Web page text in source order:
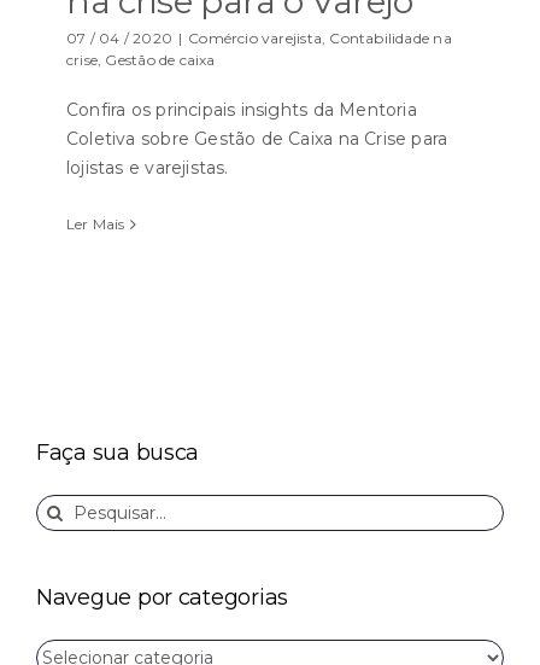
07 / 04 / 2020 | Comércio varejista, Contabilidade na
crise, Gestão de caixa
Confira os principais insights da Mentoria
Coletiva sobre Gestão de Caixa na Crise para
lojistas e varejistas.
Ler Mais
Faça sua busca
Buscar
resultados
Navegue por categorias
Navegue